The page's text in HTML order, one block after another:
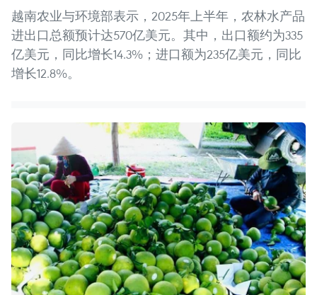
越南农业与环境部表示，2025年上半年，农林水产品
进出口总额预计达570亿美元。其中，出口额约为335
亿美元，同比增长14.3%；进口额为235亿美元，同比
增长12.8%。